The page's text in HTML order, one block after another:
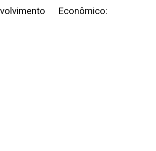
Econômico: